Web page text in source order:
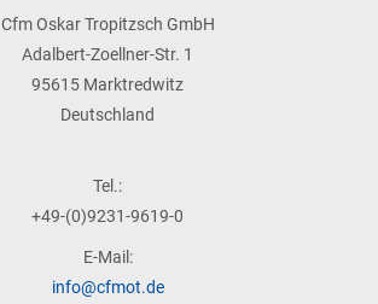
Cfm Oskar Tropitzsch GmbH
Adalbert-Zoellner-Str. 1
95615 Marktredwitz
Deutschland
Tel.:
+49-(0)9231-9619-0
E-Mail:
info@cfmot.de